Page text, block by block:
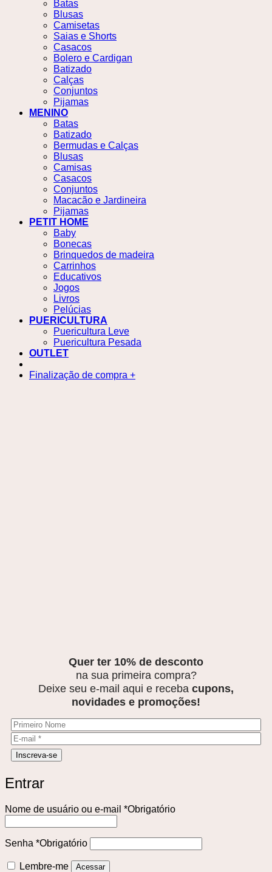
Batas
Blusas
Camisetas
Saias e Shorts
Casacos
Bolero e Cardigan
Batizado
Calças
Conjuntos
Pijamas
MENINO
Batas
Batizado
Bermudas e Calças
Blusas
Camisas
Casacos
Conjuntos
Macacão e Jardineira
Pijamas
PETIT HOME
Baby
Bonecas
Brinquedos de madeira
Carrinhos
Educativos
Jogos
Livros
Pelúcias
PUERICULTURA
Puericultura Leve
Puericultura Pesada
OUTLET
Finalização de compra +
Quer ter 10% de desconto
na sua primeira compra?
Deixe seu e-mail aqui e receba cupons,
novidades e promoções!
Entrar
Nome de usuário ou e-mail *Obrigatório
Senha *Obrigatório
Lembre-me Acessar